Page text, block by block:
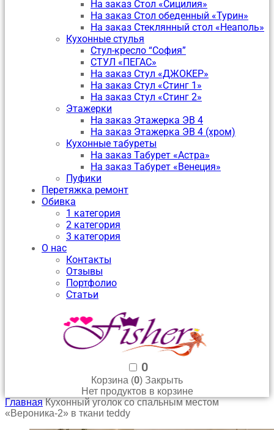
На заказ Стол «Сицилия»
На заказ Стол обеденный «Турин»
На заказ Стеклянный стол «Неаполь»
Кухонные стулья
Стул-кресло “София”
CТУЛ «ПЕГАС»
На заказ Стул «ДЖОКЕР»
На заказ Стул «Стинг 1»
На заказ Стул «Стинг 2»
Этажерки
На заказ Этажерка ЭВ 4
На заказ Этажерка ЭВ 4 (хром)
Кухонные табуреты
На заказ Табурет «Астра»
На заказ Табурет «Венеция»
Пуфики
Перетяжка ремонт
Обивка
1 категория
2 категория
3 категория
О нас
Контакты
Отзывы
Портфолио
Статьи
0
Корзина (0) Закрыть
Нет продуктов в корзине
Главная Кухонный уголок со спальным местом
«Вероника-2» в ткани teddy